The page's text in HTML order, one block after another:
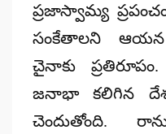
ప్రజాస్వామ్య
సంకేతాలని ఆయన
చైనాకు
జనాభా కలిగిన
చెందుతోంది.